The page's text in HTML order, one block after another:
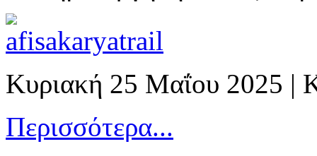
Κυριακή 25 Μαΐου 2025 |
Περισσότερα...